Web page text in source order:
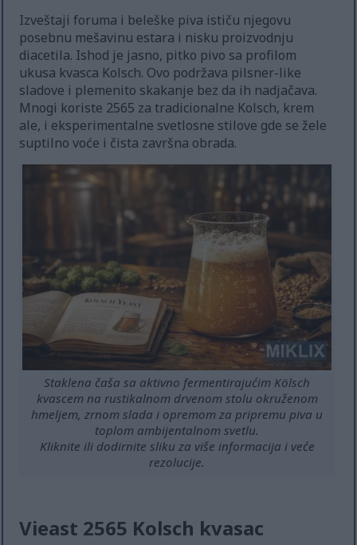
Izveštaji foruma i beleške piva ističu njegovu
posebnu mešavinu estara i nisku proizvodnju
diacetila. Ishod je jasno, pitko pivo sa profilom
ukusa kvasca Kolsch. Ovo podržava pilsner-like
sladove i plemenito skakanje bez da ih nadjačava.
Mnogi koriste 2565 za tradicionalne Kolsch, krem
ale, i eksperimentalne svetlosne stilove gde se žele
suptilno voće i čista završna obrada.
Staklena čaša sa aktivno fermentirajućim Kölsch
kvascem na rustikalnom drvenom stolu okruženom
hmeljem, zrnom slada i opremom za pripremu piva u
toplom ambijentalnom svetlu.
Kliknite ili dodirnite sliku za više informacija i veće
rezolucije.
Vieast 2565 Kolsch kvasac